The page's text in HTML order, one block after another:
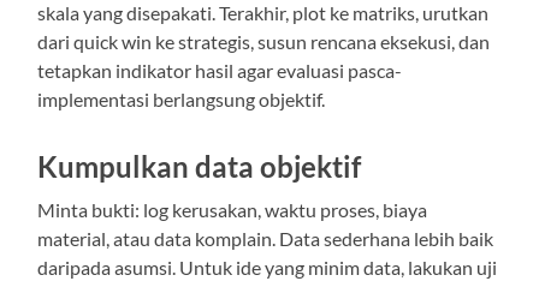
skala yang disepakati. Terakhir, plot ke matriks, urutkan
dari quick win ke strategis, susun rencana eksekusi, dan
tetapkan indikator hasil agar evaluasi pasca-
implementasi berlangsung objektif.
Kumpulkan data objektif
Minta bukti: log kerusakan, waktu proses, biaya
material, atau data komplain. Data sederhana lebih baik
daripada asumsi. Untuk ide yang minim data, lakukan uji